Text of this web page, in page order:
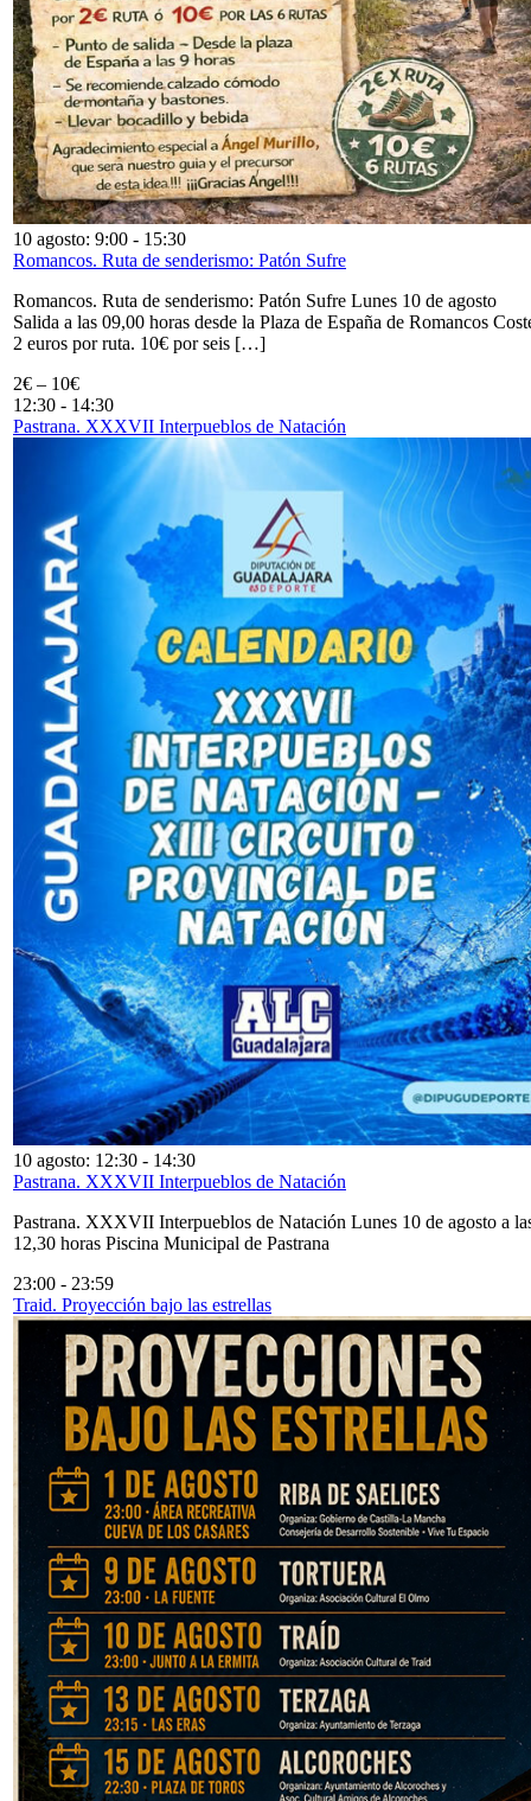
10 agosto: 9:00 - 15:30
Romancos. Ruta de senderismo: Patón Sufre
Romancos. Ruta de senderismo: Patón Sufre Lunes 10 de agosto
Salida a las 09,00 horas desde la Plaza de España de Romancos
2 euros por ruta. 10€ por seis […]
2€ – 10€
12:30 - 14:30
Pastrana. XXXVII Interpueblos de Natación
10 agosto: 12:30 - 14:30
Pastrana. XXXVII Interpueblos de Natación
Pastrana. XXXVII Interpueblos de Natación Lunes 10 de agosto a
12,30 horas Piscina Municipal de Pastrana
23:00 - 23:59
Traid. Proyección bajo las estrellas